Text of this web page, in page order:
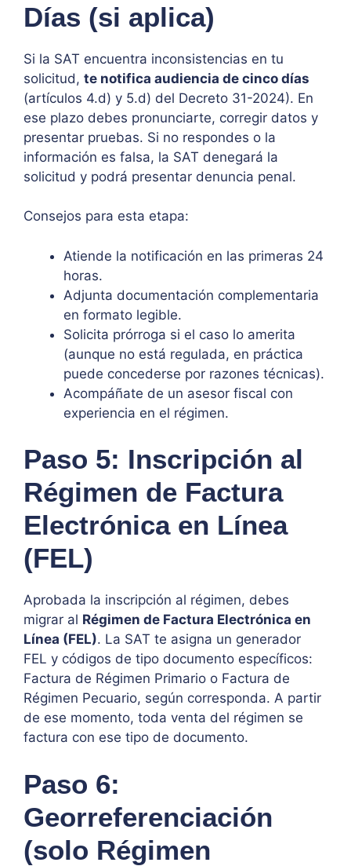
Días (si aplica)
Si la SAT encuentra inconsistencias en tu
solicitud, te notifica audiencia de cinco días
(artículos 4.d) y 5.d) del Decreto 31-2024). En
ese plazo debes pronunciarte, corregir datos y
presentar pruebas. Si no respondes o la
información es falsa, la SAT denegará la
solicitud y podrá presentar denuncia penal.
Consejos para esta etapa:
Atiende la notificación en las primeras 24
horas.
Adjunta documentación complementaria
en formato legible.
Solicita prórroga si el caso lo amerita
(aunque no está regulada, en práctica
puede concederse por razones técnicas).
Acompáñate de un asesor fiscal con
experiencia en el régimen.
Paso 5: Inscripción al
Régimen de Factura
Electrónica en Línea
(FEL)
Aprobada la inscripción al régimen, debes
migrar al Régimen de Factura Electrónica en
Línea (FEL). La SAT te asigna un generador
FEL y códigos de tipo documento específicos:
Factura de Régimen Primario o Factura de
Régimen Pecuario, según corresponda. A partir
de ese momento, toda venta del régimen se
factura con ese tipo de documento.
Paso 6:
Georreferenciación
(solo Régimen